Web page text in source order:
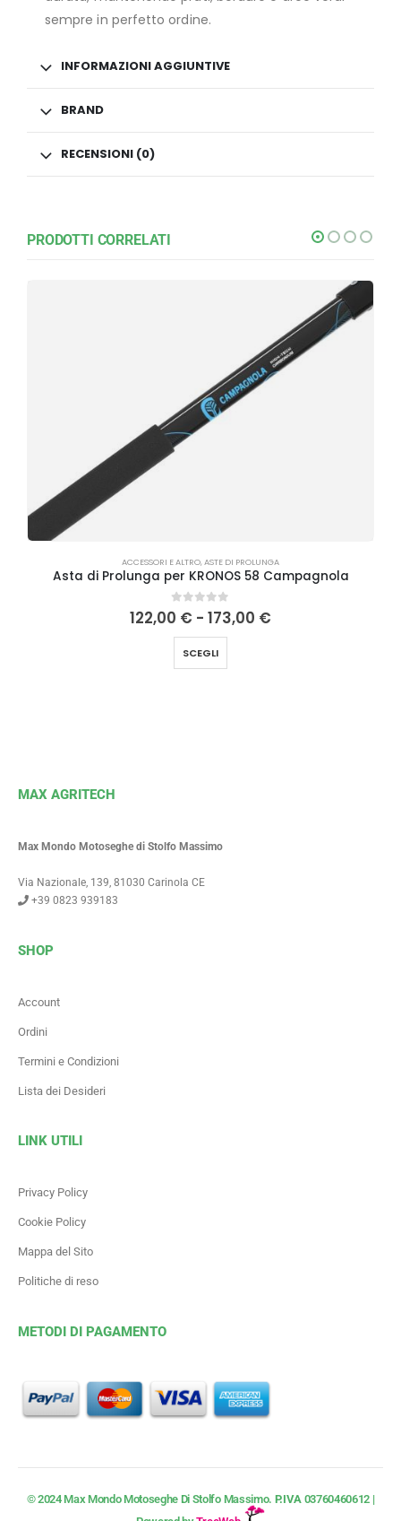
sempre in perfetto ordine.
INFORMAZIONI AGGIUNTIVE
BRAND
RECENSIONI (0)
PRODOTTI CORRELATI
ACCESSORI E ALTRO,ASTE DI PROLUNGA
Asta di Prolunga per KRONOS 58 Campagnola
0 Su 5
122,00 € - 173,00 €
SCEGLI
MAX AGRITECH
Max Mondo Motoseghe di Stolfo Massimo
Via Nazionale, 139, 81030 Carinola CE
+39 0823 939183
SHOP
Account
Ordini
Termini e Condizioni
Lista dei Desideri
LINK UTILI
Privacy Policy
Cookie Policy
Mappa del Sito
Politiche di reso
METODI DI PAGAMENTO
© 2024 Max Mondo Motoseghe Di Stolfo Massimo. P.IVA 03760460612 |